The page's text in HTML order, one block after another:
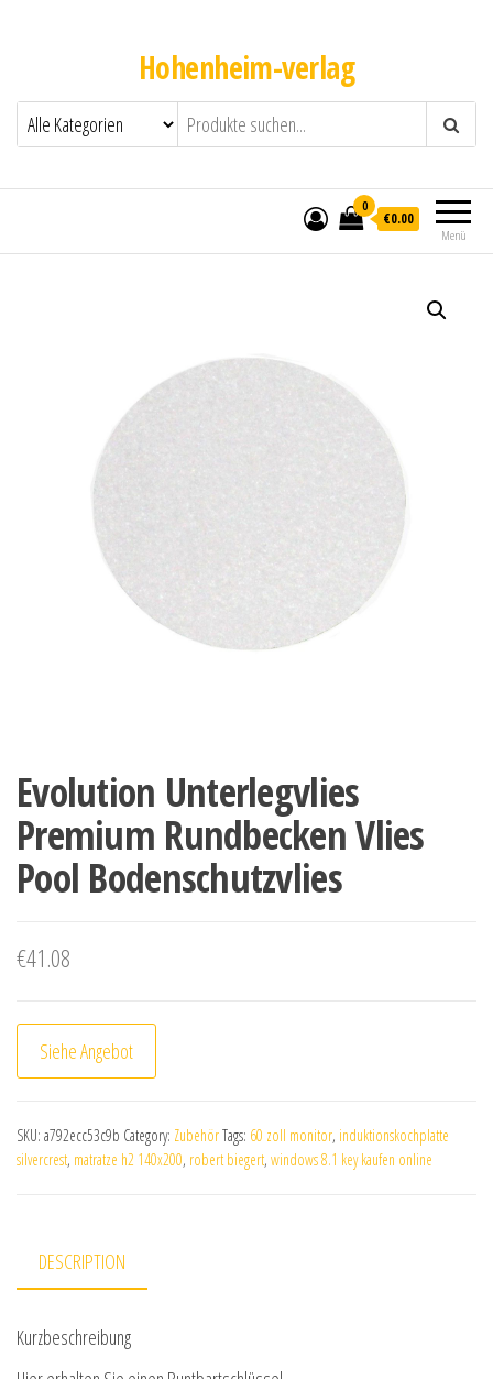
Hohenheim-verlag
Menü
0
€0.00
Evolution Unterlegvlies
Premium Rundbecken Vlies
Pool Bodenschutzvlies
€41.08
Siehe Angebot
SKU: a792ecc53c9b Category: ZubehörTags: 60 zoll monitor, induktionskochplatte
silvercrest, matratze h2 140x200, robert biegert, windows 8.1 key kaufen online
DESCRIPTION
Kurzbeschreibung